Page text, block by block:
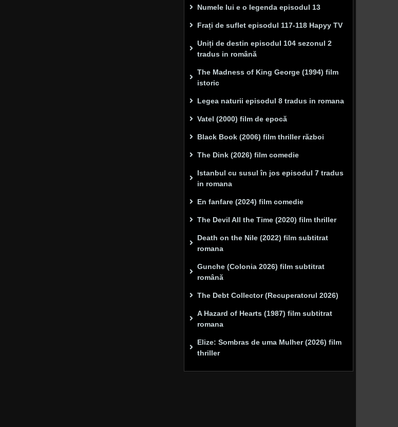
Numele lui e o legenda episodul 13
Frați de suflet episodul 117-118 Hapyy TV
Uniți de destin episodul 104 sezonul 2
tradus in română
The Madness of King George (1994) film
istoric
Legea naturii episodul 8 tradus in romana
Vatel (2000) film de epocă
Black Book (2006) film thriller război
The Dink (2026) film comedie
Istanbul cu susul în jos episodul 7 tradus
in romana
En fanfare (2024) film comedie
The Devil All the Time (2020) film thriller
Death on the Nile (2022) film subtitrat
romana
Gunche (Colonia 2026) film subtitrat
română
The Debt Collector (Recuperatorul 2026)
A Hazard of Hearts (1987) film subtitrat
romana
Elize: Sombras de uma Mulher (2026) film
thriller